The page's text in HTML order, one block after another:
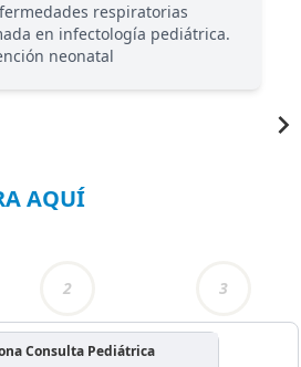
respiratorias
en infectología pediátrica.
neonatal
AQUÍ
2 3
Consulta Pediátrica